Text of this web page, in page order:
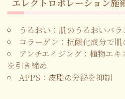
エレクトロポレーション施
うるおい：肌のうるおいバ
コラーゲン：抗酸化成分で
アンチエイジング：植物エ
を引き締め
APPS：皮脂の分泌を抑制